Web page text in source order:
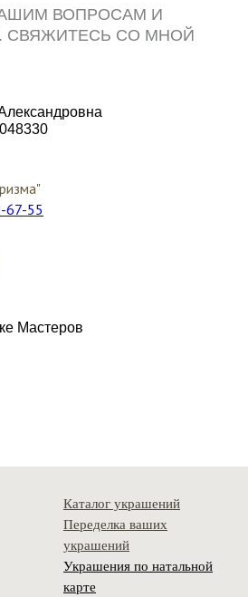
67-55
Мастеров
Каталог украшений
Переделка ваших
украшений
Украшения по натальной
карте